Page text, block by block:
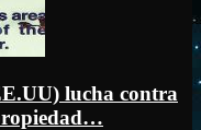
lucha contra